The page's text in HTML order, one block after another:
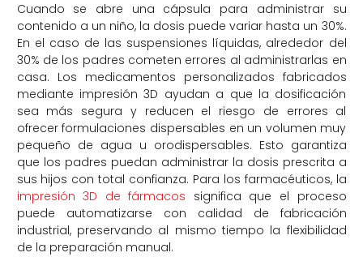
Cuando se abre una cápsula para administrar su
contenido a un niño, la dosis puede variar hasta un 30%.
En el caso de las suspensiones líquidas, alrededor del
30% de los padres cometen errores al administrarlas en
casa. Los medicamentos personalizados fabricados
mediante impresión 3D ayudan a que la dosificación
sea más segura y reducen el riesgo de errores al
ofrecer formulaciones dispersables en un volumen muy
pequeño de agua u orodispersables. Esto garantiza
que los padres puedan administrar la dosis prescrita a
sus hijos con total confianza. Para los farmacéuticos, la
impresión 3D de fármacos significa que el proceso
puede automatizarse con calidad de fabricación
industrial, preservando al mismo tiempo la flexibilidad
de la preparación manual.